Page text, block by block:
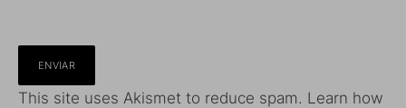
This site uses Akismet to reduce spam. Learn how